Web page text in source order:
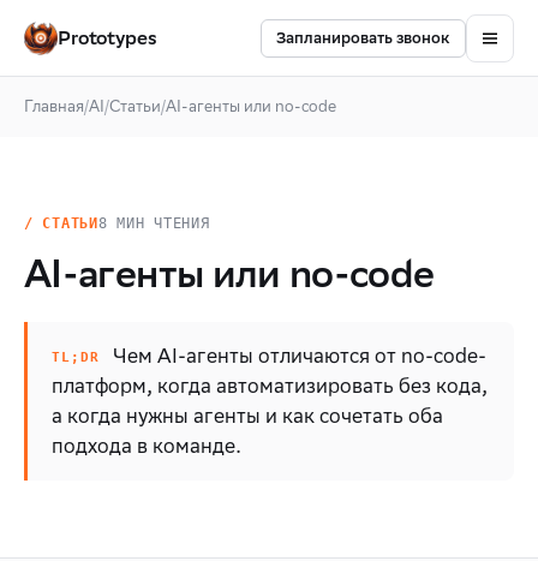
Prototypes Запланировать звонок
Главная/AI/Статьи/AI-агенты или no-code
/ СТАТЬИ 8 МИН ЧТЕНИЯ
AI-агенты или no-code
Чем AI-агенты отличаются от no-code-
платформ, когда автоматизировать без кода,
а когда нужны агенты и как сочетать оба
подхода в команде.